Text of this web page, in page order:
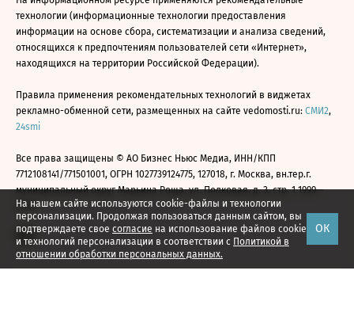
На нашем сайте используются cookie-файлы и технологии
персонализации. Продолжая пользоваться данным сайтом, вы
подтверждаете свое согласие на использование файлов cookie
и технологий персонализации в соответствии с Политикой в
отношении обработки персональных данных.
ОК
технологии (информационные технологии предоставления
информации на основе сбора, систематизации и анализа сведений,
относящихся к предпочтениям пользователей сети «Интернет»,
находящихся на территории Российской Федерации).
Правила применения рекомендательных технологий в виджетах
рекламно-обменной сети, размещенных на сайте vedomosti.ru: СМИ2,
24smi
Все права защищены © АО Бизнес Ньюс Медиа, ИНН/КПП
7712108141/771501001, ОГРН 1027739124775, 127018, г. Москва, вн.тер.г.
муниципальный округ Марьина Роща, ул. Полковая, д. 3, стр. 1 1999—
2026